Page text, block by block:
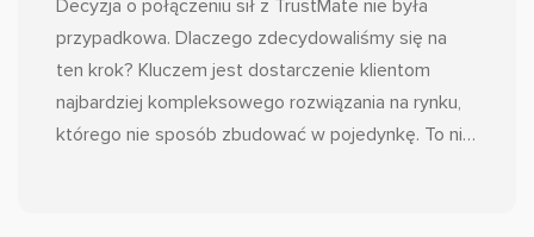
Decyzja o połączeniu sił z TrustMate nie była
przypadkowa. Dlaczego zdecydowaliśmy się na
ten krok? Kluczem jest dostarczenie klientom
najbardziej kompleksowego rozwiązania na rynku,
którego nie sposób zbudować w pojedynkę. To nie